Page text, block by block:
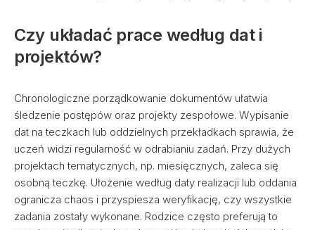
Czy układać prace według dat i
projektów?
Chronologiczne porządkowanie dokumentów ułatwia
śledzenie postępów oraz projekty zespołowe. Wypisanie
dat na teczkach lub oddzielnych przekładkach sprawia, że
uczeń widzi regularność w odrabianiu zadań. Przy dużych
projektach tematycznych, np. miesięcznych, zaleca się
osobną teczkę. Ułożenie według daty realizacji lub oddania
ogranicza chaos i przyspiesza weryfikację, czy wszystkie
zadania zostały wykonane. Rodzice często preferują to